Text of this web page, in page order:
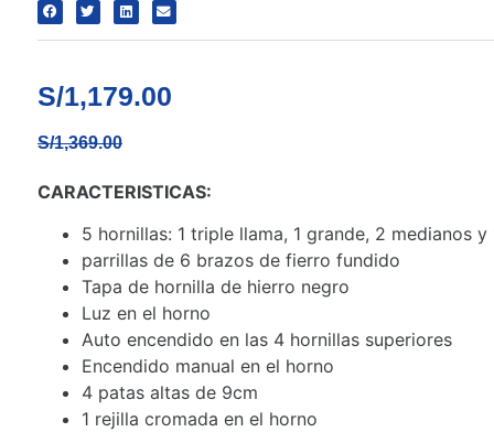
S/1,179.00
S/1,369.00
CARACTERISTICAS:
5 hornillas: 1 triple llama, 1 grande, 2 medianos y
parrillas de 6 brazos de fierro fundido
Tapa de hornilla de hierro negro
Luz en el horno
Auto encendido en las 4 hornillas superiores
Encendido manual en el horno
4 patas altas de 9cm
1 rejilla cromada en el horno